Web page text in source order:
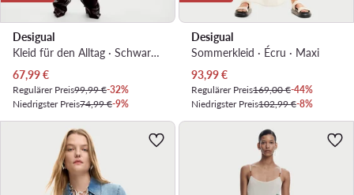
Desigual
Kleid für den Alltag · Schwarz · Midi
Aktueller Preis
67,99€
Regulärer Preis99,99 €-32%
Niedrigster Preis74,99 €-9%
Desigual
Sommerkleid · Écru · Maxi
Aktueller Preis
93,99€
Regulärer Preis169,00 €-44%
Niedrigster Preis102,99 €-8%